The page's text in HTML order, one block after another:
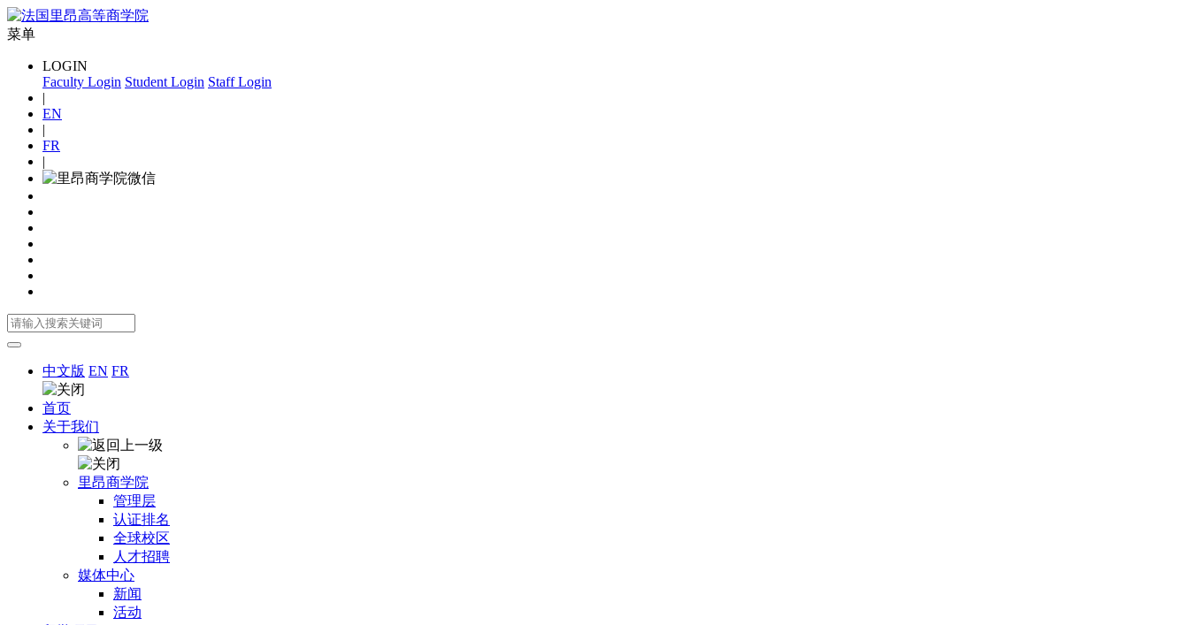
菜单
LOGIN
Faculty Login Student Login Staff Login
|
EN
|
FR
|
中文版 EN FR
首页
关于我们
里昂商学院
管理层
认证排名
全球校区
人才招聘
媒体中心
新闻
活动